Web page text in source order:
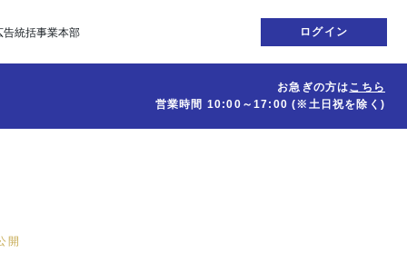
告統括事業本部 ログイン
お急ぎの方はこちら
営業時間 10:00～17:00(※土日祝を除く)
開